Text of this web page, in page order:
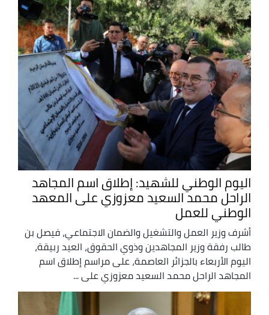
اليوم الوطني للشهيد: إطلاق اسم المجاهد
الراحل محمد السعيد معزوزي على المعهد
الوطني للعمل
أشرف وزير العمل والتشغيل والضمان الاجتماعي، فيصل بن
طالب رفقة وزير المجاهدين وذوي الحقوق، العيد ربيقة،
اليوم الأربعاء بالجزائر العاصمة، على مراسم إطلاق اسم
المجاهد الراحل محمد السعيد معزوزي على ...